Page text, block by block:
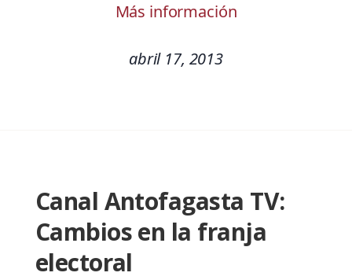
Más información
abril 17, 2013
Canal Antofagasta TV:
Cambios en la franja
electoral